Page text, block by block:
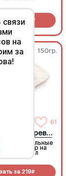
за289 R
150гр.
61
Картофель по-деревенски
картофельные
супер выбор на
стол
за 219R
на
за